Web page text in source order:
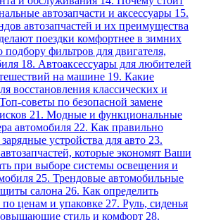
автозапчасти и аксессуары 15.
автозапчастей и их преимущества
поездки комфортнее в зимних
фильтров для двигателя,
18. Автоаксессуары для любителей
на машине 19. Какие
восстановления классических и
советы по безопасной замене
21. Модные и функциональные
автомобиля 22. Как правильно
устройства для авто 23.
которые экономят Ваши
при выборе системы освещения и
25. Трендовые автомобильные
салона 26. Как определить
по ценам и упаковке 27. Руль, сиденья
стиль и комфорт 28.